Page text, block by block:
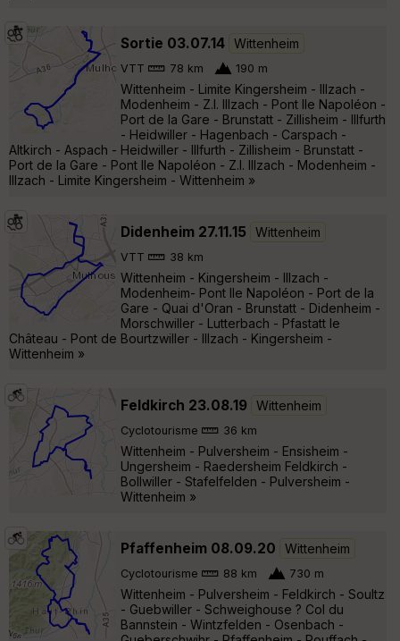
Sortie 03.07.14 Wittenheim
VTT 78 km 190 m
Wittenheim - Limite Kingersheim - Illzach -
Modenheim - Z.I. Illzach - Pont Ile Napoléon -
Port de la Gare - Brunstatt - Zillisheim - Illfurth
- Heidwiller - Hagenbach - Carspach -
Altkirch - Aspach - Heidwiller - Illfurth - Zillisheim - Brunstatt -
Port de la Gare - Pont Ile Napoléon - Z.I. Illzach - Modenheim -
Illzach - Limite Kingersheim - Wittenheim »
Didenheim 27.11.15 Wittenheim
VTT 38 km
Wittenheim - Kingersheim - Illzach -
Modenheim- Pont Ile Napoléon - Port de la
Gare - Quai d'Oran - Brunstatt - Didenheim -
Morschwiller - Lutterbach - Pfastatt le
Château - Pont de Bourtzwiller - Illzach - Kingersheim -
Wittenheim »
Feldkirch 23.08.19 Wittenheim
Cyclotourisme 36 km
Wittenheim - Pulversheim - Ensisheim -
Ungersheim - Raedersheim Feldkirch -
Bollwiller - Stafelfelden - Pulversheim -
Wittenheim »
Pfaffenheim 08.09.20 Wittenheim
Cyclotourisme 88 km 730 m
Wittenheim - Pulversheim - Feldkirch - Soultz
- Guebwiller - Schweighouse ? Col du
Bannstein - Wintzfelden - Osenbach -